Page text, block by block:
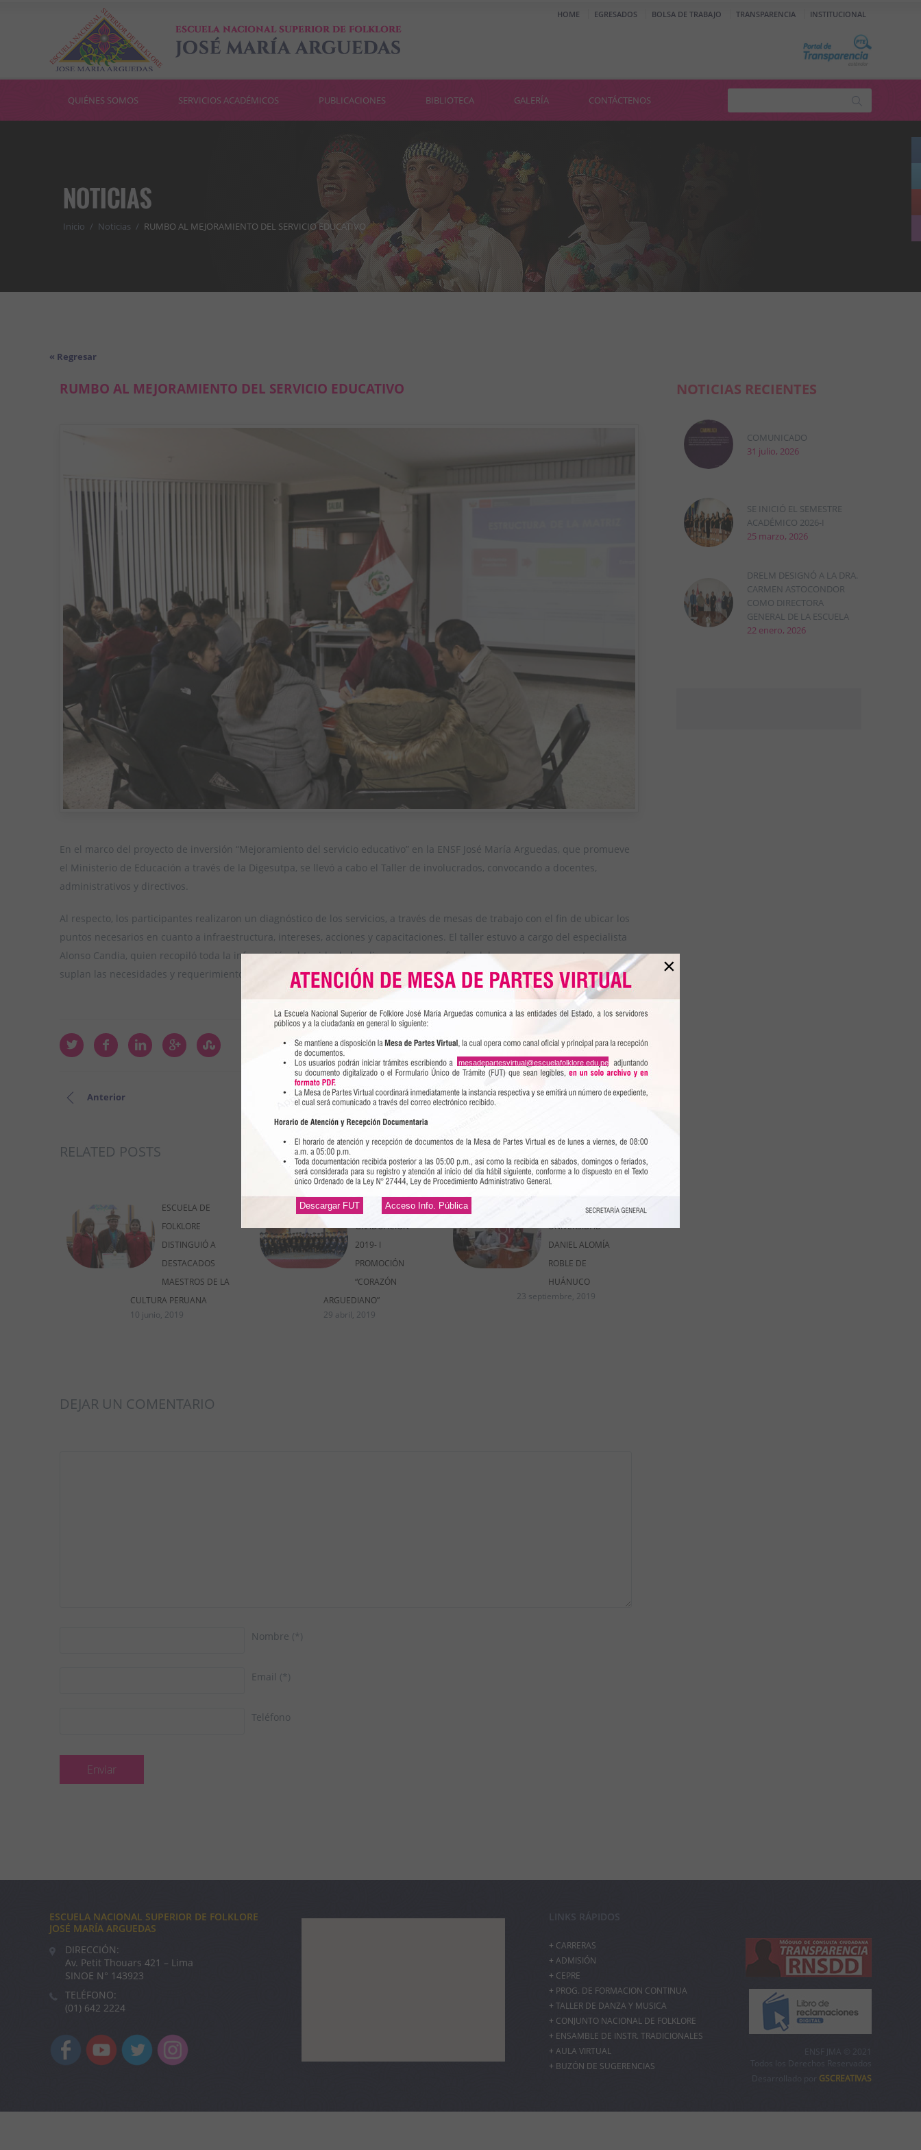
HOME EGRESADOS BOLSA DE TRABAJO TRANSPARENCIA INSTITUCIONAL
QUIÉNES SOMOS SERVICIOS ACADÉMICOS PUBLICACIONES BIBLIOTECA GALERÍA CONTÁCTENOS
NOTICIAS
Inicio / Noticias / RUMBO AL MEJORAMIENTO DEL SERVICIO EDUCATIVO
« Regresar
RUMBO AL MEJORAMIENTO DEL SERVICIO EDUCATIVO
En el marco del proyecto de inversión “Mejoramiento del servicio educativo” en la ENSF José María Arguedas, que promueve
el Ministerio de Educación a través de la Digesutpa, se llevó a cabo el Taller de involucrados, convocando a docentes,
administrativos y directivos.
Al respecto, los participantes realizaron un diagnóstico de los servicios, a través de mesas de trabajo con el fin de ubicar los
puntos necesarios en cuanto a infraestructura, intereses, acciones y capacitaciones. El taller estuvo a cargo del especialista
Alonso Candia, quien recopiló toda la información obtenida de las diversas áreas, a fin de elaborar nuevos proyectos que
suplan las necesidades y requerimientos planteados.
26 julio, 2019 | 2019
Anterior Siguiente
RELATED POSTS
ESCUELA DE
FOLKLORE
DISTINGUIÓ A
DESTACADOS
MAESTROS DE LA
CULTURA PERUANA
10 junio, 2019
CEREMONIA DE
GRADUACIÓN
2019- I
PROMOCIÓN
“CORAZÓN
ARGUEDIANO”
29 abril, 2019
CONVENIO CON LA
UNIVERSIDAD
DANIEL ALOMÍA
ROBLE DE
HUÁNUCO
23 septiembre, 2019
DEJAR UN COMENTARIO
Nombre (*)
Email (*)
Teléfono
NOTICIAS RECIENTES
COMUNICADO
31 julio, 2026
SE INICIÓ EL SEMESTRE
ACADÉMICO 2026-I
25 marzo, 2026
DRELM DESIGNÓ A LA DRA.
CARMEN ASTOCONDOR
COMO DIRECTORA
GENERAL DE LA ESCUELA
22 enero, 2026
ESCUELA NACIONAL SUPERIOR DE FOLKLORE
JOSÉ MARÍA ARGUEDAS
DIRECCIÓN:
Av. Petit Thouars 421 – Lima
SINOE N° 143923
TELÉFONO:
(01) 642 2224
LINKS RÁPIDOS
CARRERAS
ADMISIÓN
CEPRE
PROG. DE FORMACION CONTINUA
TALLER DE DANZA Y MUSICA
CONJUNTO NACIONAL DE FOLKLORE
ENSAMBLE DE INSTR. TRADICIONALES
AULA VIRTUAL
BUZÓN DE SUGERENCIAS
ENSF JMA © 2021
Todos los Derechos Reservados
Desarrollado por GSCREATIVAS
Descargar FUT
×
Acceso Info. Pública
mesadepartesvirtual@escuelafolklore.edu.pe